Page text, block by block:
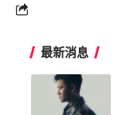
最新消息